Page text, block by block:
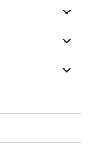
anzeigen
anzeigen
anzeigen